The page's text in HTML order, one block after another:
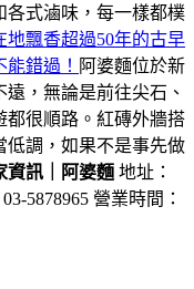
各式滷味，每一樣都樸
飄香超過50年的古早
錯過！ 阿婆麵位於新
，無論是前往尖石、
都很順路。紅磚外牆搭
低調，如果不是事先做
資訊｜阿婆麵 地址：
5878965 營業時間：